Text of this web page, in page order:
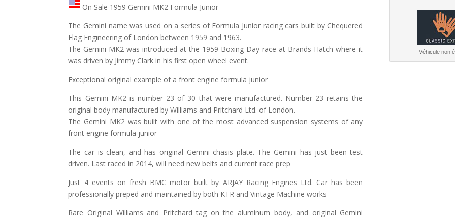
On Sale 1959 Gemini MK2 Formula Junior
The Gemini name was used on a series of Formula Junior racing cars built by Chequered
Flag Engineering of London between 1959 and 1963.
The Gemini MK2 was introduced at the 1959 Boxing Day race at Brands Hatch where it
was driven by Jimmy Clark in his first open wheel event.
Exceptional original example of a front engine formula junior
This Gemini MK2 is number 23 of 30 that were manufactured. Number 23 retains the
original body manufactured by Williams and Pritchard Ltd. of London.
The Gemini MK2 was built with one of the most advanced suspension systems of any
front engine formula junior
The car is clean, and has original Gemini chasis plate. The Gemini has just been test
driven. Last raced in 2014, will need new belts and current race prep
Just 4 events on fresh BMC motor built by ARJAY Racing Engines Ltd. Car has been
professionally preped and maintained by both KTR and Vintage Machine works
Rare Original Williams and Pritchard tag on the aluminum body, and original Gemini
Véhicule non